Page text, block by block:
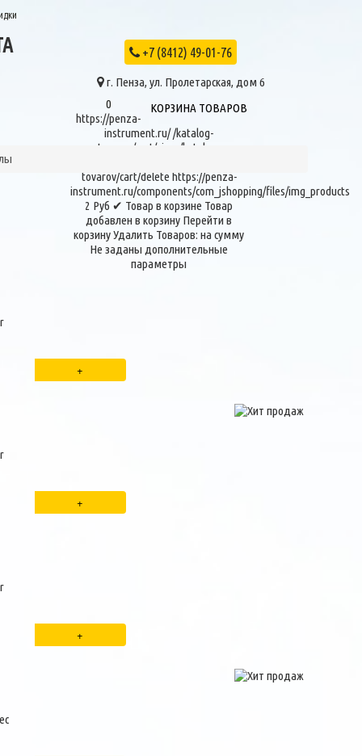
+7 (8412) 49-01-76
г. Пенза, ул. Пролетарская, дом 6
КОРЗИНА ТОВАРОВ
0
https://penza-
instrument.ru//katalog-
tovarov/cart/view
/katalog-
tovarov/cart/delete https://penza-
instrument.ru/components/com_jshopping/files/img_products
2 Руб ✔ Товар в корзине Товар
добавлен в корзину Перейти в
корзинуУдалить Товаров: на сумму
Не заданы дополнительные
параметры